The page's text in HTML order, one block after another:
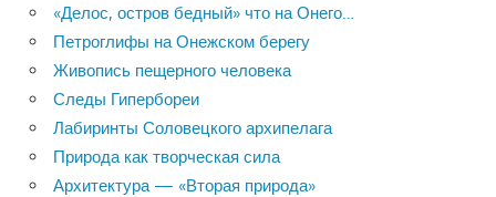
«Делос, остров бедный» что на Онего…
Петроглифы на Онежском берегу
Живопись пещерного человека
Следы Гипербореи
Лабиринты Соловецкого архипелага
Природа как творческая сила
Архитектура — «Вторая природа»